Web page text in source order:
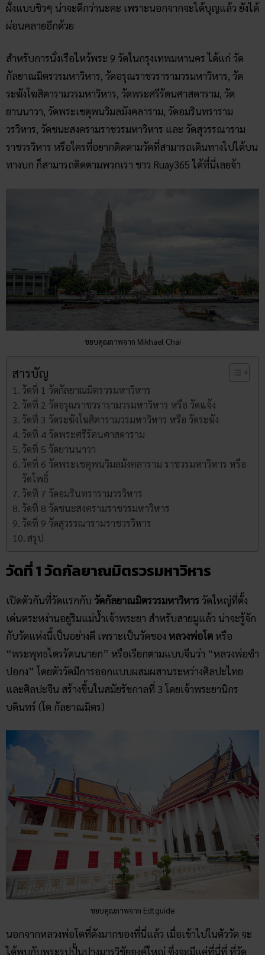
ฝั่งแบบชิวๆ น่าจะดีกว่านะคะ เพราะนอกจากจะได้บุญแล้ว ยังได้
ผ่อนคลายอีกด้วย
สำหรับการนั่งเรือไหว้พระ 9 วัดในกรุงเทพมหานคร ได้แก่ วัด
กัลยาณมิตรวรมหาวิหาร, วัดอรุณราชวรารามวรมหาวิหาร, วัด
ระฆังโฆสิตารามวรมหาวิหาร, วัดพระศรีรัตนศาสดาราม, วัด
ยานนาวา, วัดพระเชตุพนวิมลมังคลาราม, วัดอมรินทราราม
วรวิหาร, วัดชนะสงครามราชวรมหาวิหาร และ วัดสุวรรณาราม
ราชวรวิหาร หรือใครที่อยากติดตามวัดที่สามารถเดินทางไปได้บน
ทางบก ก็สามารถติดตามพวกเรา ชาว Ruay365 ได้ที่นี่เลยจ้า
ขอบคุณภาพจาก Mikhael Chai
สารบัญ
วัดที่ 1 วัดกัลยาณมิตรวรมหาวิหาร
วัดที่ 2 วัดอรุณราชวรารามวรมหาวิหาร หรือ วัดแจ้ง
วัดที่ 3 วัดระฆังโฆสิตารามวรมหาวิหาร หรือ วัดระฆัง
วัดที่ 4 วัดพระศรีรัตนศาสดาราม
วัดที่ 5 วัดยานนาวา
วัดที่ 6 วัดพระเชตุพนวิมลมังคลาราม ราชวรมหาวิหาร หรือ
วัดโพธิ์
วัดที่ 7 วัดอมรินทรารามวรวิหาร
วัดที่ 8 วัดชนะสงครามราชวรมหาวิหาร
วัดที่ 9 วัดสุวรรณารามราชวรวิหาร
สรุป
วัดที่ 1 วัดกัลยาณมิตรวรมหาวิหาร
เปิดตัวกันที่วัดแรกกับ วัดกัลยาณมิตรวรมหาวิหารวัดใหญ่ที่ตั้ง
เด่นตระหง่านอยู่ริมแม่น้ำเจ้าพระยา สำหรับสายมูแล้ว น่าจะรู้จัก
กับวัดแห่งนี้เป็นอย่างดี เพราะเป็นวัดของ หลวงพ่อโต หรือ
“พระพุทธไตรรัตนนายก” หรือเรียกตามแบบจีนว่า “หลวงพ่อซำ
ปอกง” โดยตัววัดมีการออกแบบผสมผสานระหว่างศิลปะไทย
และศิลปะจีน สร้างขึ้นในสมัยรัชกาลที่ 3 โดยเจ้าพระยานิกร
บดินทร์ (โต กัลยาณมิตร)
ขอบคุณภาพจาก Edtguide
นอกจากหลวงพ่อโตที่ดังมากของที่นี่แล้ว เมื่อเข้าไปในตัววัด จะ
ได้พบกับพระรูปปั้นปางมารวิชัยองค์ใหญ่ ซึ่งจะมีแค่ที่นี่ที่ ที่วัด